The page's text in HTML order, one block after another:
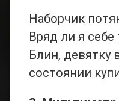
Наборчик
Вряд ли я
Блин, девятку
состоянии